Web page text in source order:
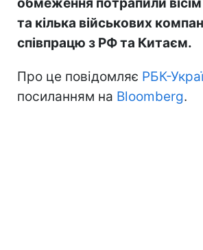
та кілька військових
співпрацю з РФ та Китаєм.
Про це повідомляє РБК-
посиланням на Bloomberg.